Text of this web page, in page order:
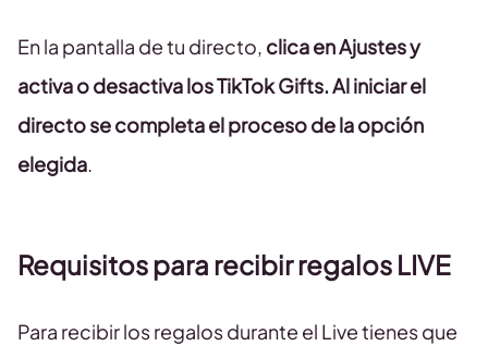
En la pantalla de tu directo, clica en Ajustes y
activa o desactiva los TikTok Gifts. Al iniciar el
directo se completa el proceso de la opción
elegida.
Requisitos para recibir regalos LIVE
Para recibir los regalos durante el Live tienes que